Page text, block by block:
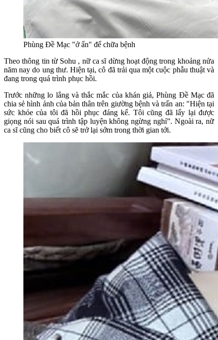
Phùng Đề Mạc "ở ẩn" để chữa bệnh
Theo thông tin từ Sohu , nữ ca sĩ dừng hoạt động trong khoảng nửa
năm nay do ung thư. Hiện tại, cô đã trải qua một cuộc phẫu thuật và
đang trong quá trình phục hồi.
Trước những lo lắng và thắc mắc của khán giả, Phùng Đề Mạc đã
chia sẻ hình ảnh của bản thân trên giường bệnh và trấn an: "Hiện tại
sức khỏe của tôi đã hồi phục đáng kể. Tôi cũng đã lấy lại được
giọng nói sau quá trình tập luyện không ngừng nghỉ”. Ngoài ra, nữ
ca sĩ cũng cho biết cô sẽ trở lại sớm trong thời gian tới.